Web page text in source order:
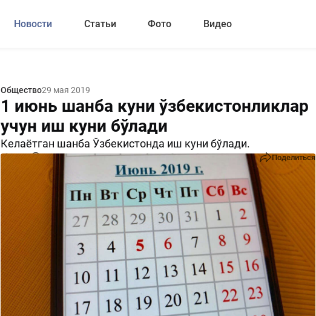
Новости Статьи Фото Видео
Общество29 мая 2019
1 июнь шанба куни ўзбекистонликлар
учун иш куни бўлади
Келаётган шанба Ўзбекистонда иш куни бўлади.
Поделиться